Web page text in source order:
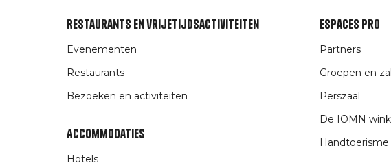
Restaurants en vrijetijdsactiviteiten
Evenementen
Restaurants
Bezoeken en activiteiten
Accommodaties
Hotels
Espaces Pro
Partners
Groepen en
Perszaal
De IOMN
Handtoerisme